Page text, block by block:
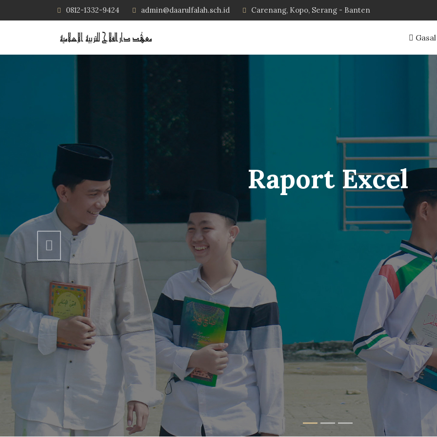
0812-1332-9424 admin@daarulfalah.sch.id Carenang, Kopo, Serang - Banten
Raport Excel
Previous